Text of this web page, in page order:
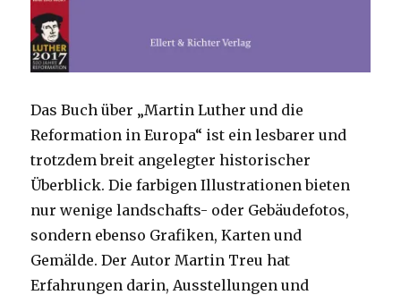
Das Buch über „Martin Luther und die
Reformation in Europa“ ist ein lesbarer und
trotzdem breit angelegter historischer
Überblick. Die farbigen Illustrationen bieten
nur wenige landschafts- oder Gebäudefotos,
sondern ebenso Grafiken, Karten und
Gemälde. Der Autor Martin Treu hat
Erfahrungen darin, Ausstellungen und